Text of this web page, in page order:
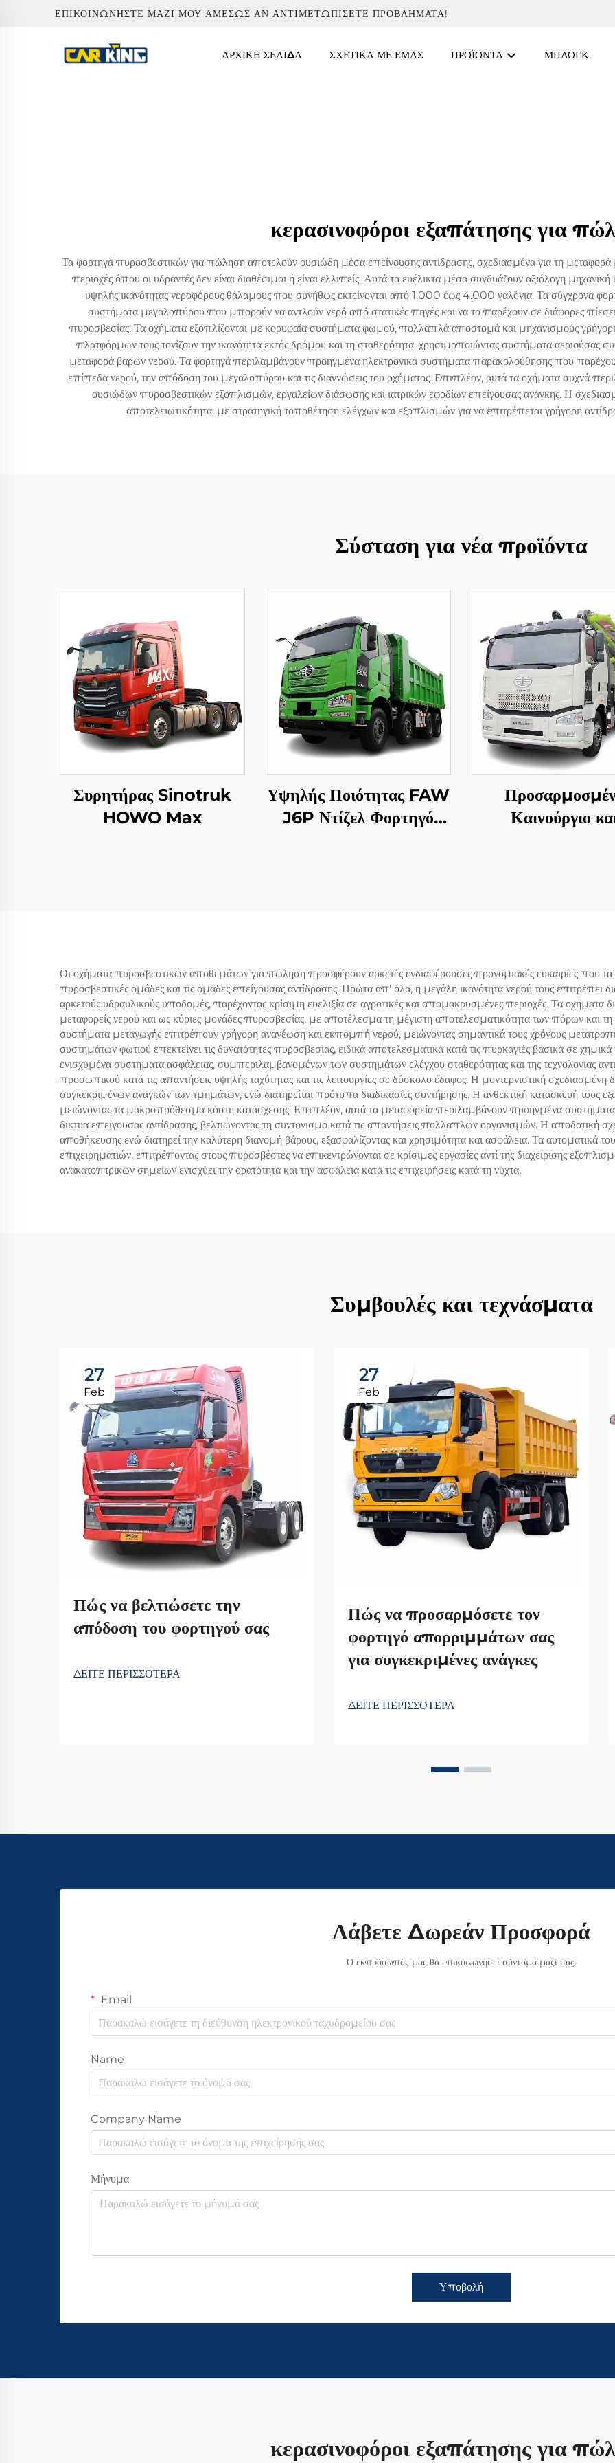
ΕΠΙΚΟΙΝΩΝΉΣΤΕ ΜΑΖΊ ΜΟΥ ΑΜΈΣΩΣ ΑΝ ΑΝΤΙΜΕΤΩΠΊΣΕΤΕ ΠΡΟΒΛΉΜΑΤΑ!
ΑΡΧΙΚΉ ΣΕΛΊΔΑ ΣΧΕΤΙΚΆ ΜΕ ΕΜΆΣ ΠΡΟΪΌΝΤΑ ΜΠΛΟΓΚ
κερασινοφόροι εξαπάτησης για
Τα φορτηγά πυροσβεστικών για πώληση αποτελούν ουσιώδη μέσα επείγουσης αντίδρασης, σχεδιασμένα για τη
περιοχές όπου οι υδραντές δεν είναι διαθέσιμοι ή είναι ελλιπείς. Αυτά τα ευέλικτα μέσα συνδυάζουν αξιόλογη
υψηλής ικανότητας νεροφόρους θάλαμους που συνήθως εκτείνονται από 1.000 έως 4.000 γαλόνια. Τα σύγχρονα
συστήματα μεγαλοπύρου που μπορούν να αντλούν νερό από στατικές πηγές και να το παρέχουν σε διάφορες
πυροσβεσίας. Τα οχήματα εξοπλίζονται με κορυφαία συστήματα φωμού, πολλαπλά αποστομά και μηχανισμούς
πλατφόρμων τους τονίζουν την ικανότητα εκτός δρόμου και τη σταθερότητα, χρησιμοποιώντας συστήματα αεριούσας
μεταφορά βαρών νερού. Τα φορτηγά περιλαμβάνουν προηγμένα ηλεκτρονικά συστήματα παρακολούθησης που
επίπεδα νερού, την απόδοση του μεγαλοπύρου και τις διαγνώσεις του οχήματος. Επιπλέον, αυτά τα οχήματα συχνά
ουσιώδων πυροσβεστικών εξοπλισμών, εργαλείων διάσωσης και ιατρικών εφοδίων επείγουσας ανάγκης. Η
αποτελειωτικότητα, με στρατηγική τοποθέτηση ελέγχων και εξοπλισμών για να επιτρέπεται γρήγορη
Σύσταση για νέα προϊόντα
Συρητήρας Sinotruk
HOWO Max
Υψηλής Ποιότητας FAW
J6P Ντίζελ Φορτηγό
Καινούργιο
Οι οχήματα πυροσβεστικών αποθεμάτων για πώληση προσφέρουν αρκετές ενδιαφέρουσες προνομιακές ευκαιρίες που τα
πυροσβεστικές ομάδες και τις ομάδες επείγουσας αντίδρασης. Πρώτα απ' όλα, η μεγάλη ικανότητα νερού τους επιτρέπει
αρκετούς υδραυλικούς υποδομές, παρέχοντας κρίσιμη ευελιξία σε αγροτικές και απομακρυσμένες περιοχές. Τα οχήματα
μεταφορείς νερού και ως κύριες μονάδες πυροσβεσίας, με αποτέλεσμα τη μέγιστη αποτελεσματικότητα των πόρων και
συστήματα μεταγωγής επιτρέπουν γρήγορη ανανέωση και εκπομπή νερού, μειώνοντας σημαντικά τους χρόνους
συστημάτων φωτιού επεκτείνει τις δυνατότητες πυροσβεσίας, ειδικά αποτελεσματικά κατά τις πυρκαγιές βασικά σε
ενισχυμένα συστήματα ασφάλειας, συμπεριλαμβανομένων των συστημάτων ελέγχου σταθερότητας και της τεχνολογίας
προσωπικού κατά τις απαντήσεις υψηλής ταχύτητας και τις λειτουργίες σε δύσκολο έδαφος. Η μοντερνιστική
συγκεκριμένων αναγκών των τμημάτων, ενώ διατηρείται πρότυπα διαδικασίες συντήρησης. Η ανθεκτική κατασκευή τους
μειώνοντας τα μακροπρόθεσμα κόστη κατάσχεσης. Επιπλέον, αυτά τα μεταφορεία περιλαμβάνουν προηγμένα
δίκτυα επείγουσας αντίδρασης, βελτιώνοντας τη συντονισμό κατά τις απαντήσεις πολλαπλών οργανισμών. Η αποδοτική
αποθήκευσης ενώ διατηρεί την καλύτερη διανομή βάρους, εξασφαλίζοντας και χρησιμότητα και ασφάλεια. Τα αυτοματικά
επιχειρηματιών, επιτρέποντας στους πυροσβέστες να επικεντρώνονται σε κρίσιμες εργασίες αντί της διαχείρισης
ανακατοπτρικών σημείων ενισχύει την ορατότητα και την ασφάλεια κατά τις επιχειρήσεις κατά τη νύχτα.
Συμβουλές και τεχνάσματα
27
Feb
Πώς να βελτιώσετε την
απόδοση του φορτηγού σας
ΔΕΙΤΕ ΠΕΡΙΣΣΟΤΕΡΑ
27
Feb
Πώς να προσαρμόσετε τον
φορτηγό απορριμμάτων σας
για συγκεκριμένες ανάγκες
ΔΕΙΤΕ ΠΕΡΙΣΣΟΤΕΡΑ
Λάβετε Δωρεάν Προσφορά
Ο εκπρόσωπός μας θα επικοινωνήσει σύντομα μαζί σας.
Email
Name
Company Name
Μήνυμα
Υποβολή
κερασινοφόροι εξαπάτησης για